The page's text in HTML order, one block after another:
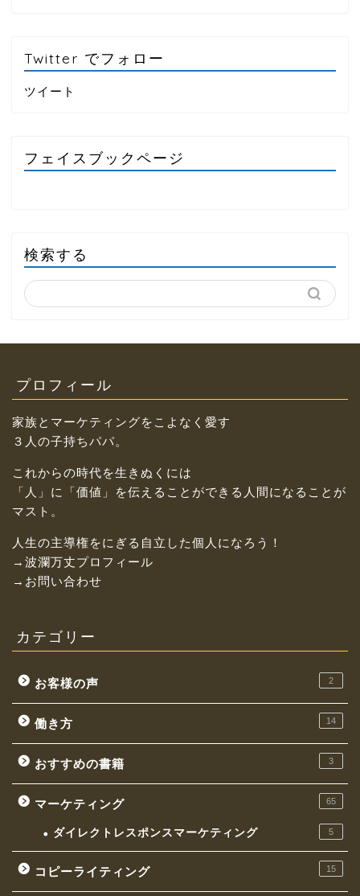
Twitter でフォロー
ツイート
フェイスブックページ
検索する
プロフィール
家族とマーケティングをこよなく愛す
３人の子持ちパパ。
これからの時代を生きぬくには
「人」に「価値」を伝えることができる人間になることが
マスト。
人生の主導権をにぎる自立した個人になろう！
→波瀾万丈プロフィール
→お問い合わせ
カテゴリー
お客様の声 2
働き方 14
おすすめの書籍 3
マーケティング 65
ダイレクトレスポンスマーケティング 5
コピーライティング 15